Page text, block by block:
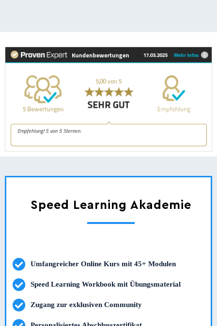
Speed Learning Akademie
Umfangreicher Online Kurs mit 45+ Modulen
Speed Learning Workbook mit Übungsmaterial
Zugang zur exklusiven Community